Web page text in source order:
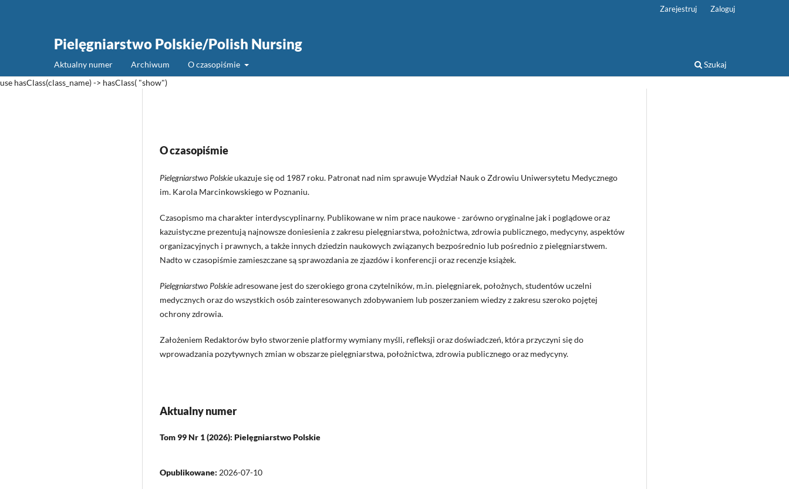
Pielęgniarstwo Polskie/Polish Nursing
Aktualny numer Archiwum O czasopiśmie Szukaj
Zarejestruj Zaloguj
use hasClass(class_name) -> hasClass( "show")
O czasopiśmie
Pielęgniarstwo Polskieukazuje się od 1987 roku. Patronat nad nim sprawuje Wydział Nauk o Zdrowiu Uniwersytetu Medycznego
im. Karola Marcinkowskiego w Poznaniu.
Czasopismo ma charakter interdyscyplinarny. Publikowane w nim prace naukowe - zarówno oryginalne jak i poglądowe oraz
kazuistyczne prezentują najnowsze doniesienia z zakresu pielęgniarstwa, położnictwa, zdrowia publicznego, medycyny, aspektów
organizacyjnych i prawnych, a także innych dziedzin naukowych związanych bezpośrednio lub pośrednio z pielęgniarstwem.
Nadto w czasopiśmie zamieszczane są sprawozdania ze zjazdów i konferencji oraz recenzje książek.
Pielęgniarstwo Polskieadresowane jest do szerokiego grona czytelników, m.in. pielęgniarek, położnych, studentów uczelni
medycznych oraz do wszystkich osób zainteresowanych zdobywaniem lub poszerzaniem wiedzy z zakresu szeroko pojętej
ochrony zdrowia.
Założeniem Redaktorów było stworzenie platformy wymiany myśli, refleksji oraz doświadczeń, która przyczyni się do
wprowadzania pozytywnych zmian w obszarze pielęgniarstwa, położnictwa, zdrowia publicznego oraz medycyny.
Aktualny numer
Tom 99 Nr 1 (2026): Pielęgniarstwo Polskie
Opublikowane: 2026-07-10